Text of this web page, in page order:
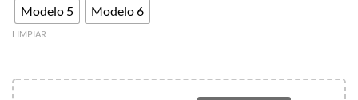
Modelo 5
Modelo 6
LIMPIAR